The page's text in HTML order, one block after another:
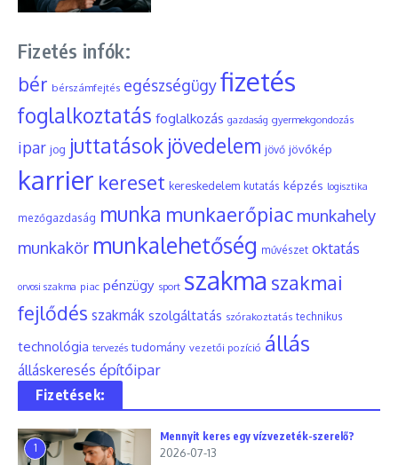
Fizetés infók:
bér bérszámfejtés egészségügyfizetés
foglalkoztatás foglalkozás gazdaság gyermekgondozás
ipar jog juttatások jövedelem jövő jövőkép
karrier kereset kereskedelem kutatás képzés logisztika
mezőgazdaság munka munkaerőpiac munkahely
munkakör munkalehetőség művészet oktatás
orvosi szakma piac pénzügy sport szakma szakmai
fejlődés szakmák szolgáltatás szórakoztatás technikus
technológia tervezés tudomány vezetői pozíció állás
álláskeresés építőipar
Fizetések:
1
Mennyit keres egy vízvezeték-szerelő?
2026-07-13